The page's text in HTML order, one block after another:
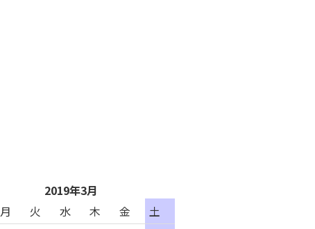
2019年3月
月 火 水 木 金
土